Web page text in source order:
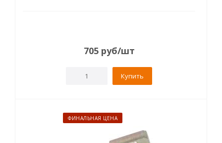
705 руб/шт
Купить
ФИНАЛЬНАЯ ЦЕНА